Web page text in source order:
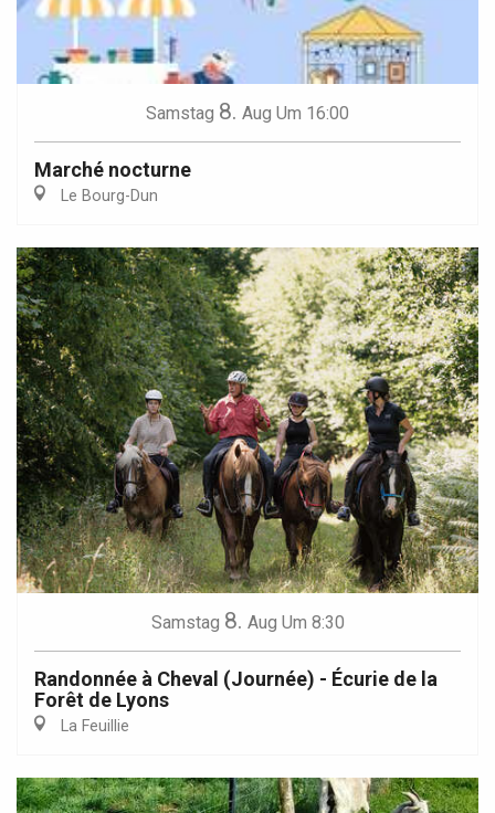
Samstag 8. Aug Um 16:00
Marché nocturne
Le Bourg-Dun
Samstag 8. Aug Um 8:30
Randonnée à Cheval (Journée) - Écurie de la
Forêt de Lyons
La Feuillie